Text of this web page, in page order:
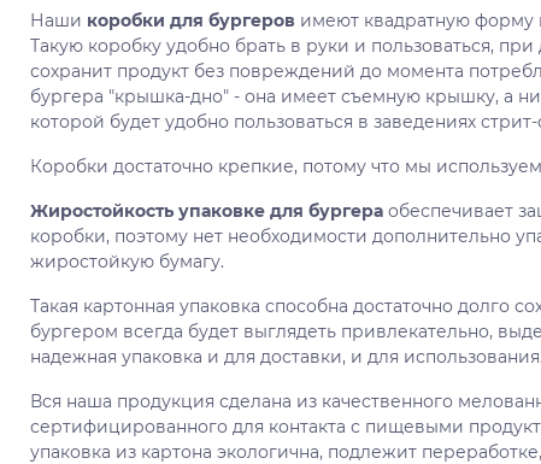
Наши коробки для бургеров имеют квадратную
Такую коробку удобно брать в руки и пользоваться,
сохранит продукт без повреждений до момента
бургера "крышка-дно" - она ​​имеет съемную крышку, а
которой будет удобно пользоваться в заведениях
Коробки достаточно крепкие, потому что мы
Жиростойкость упаковке для бургера обеспечивает
коробки, поэтому нет необходимости дополнительно
жиростойкую бумагу.
Такая картонная упаковка способна достаточно долго
бургером всегда будет выглядеть привлекательно,
надежная упаковка и для доставки, и для использования.
Вся наша продукция сделана из качественного
сертифицированного для контакта с пищевыми
упаковка из картона экологична, подлежит